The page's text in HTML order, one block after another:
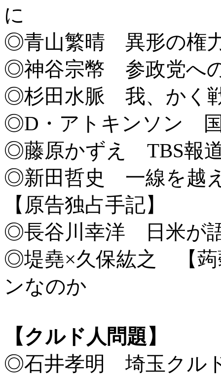
に
◎青山繁晴 異形の権
◎神谷宗幣 参政党へ
◎杉田水脈 我、かく
◎D・アトキンソン 国
◎藤原かずえ TBS報
◎新田哲史 一線を越
【原告独占手記】
◎長谷川幸洋 日米が
◎堤堯×久保紘之 【蒟
ンなのか
【クルド人問題】
◎石井孝明 埼玉クル